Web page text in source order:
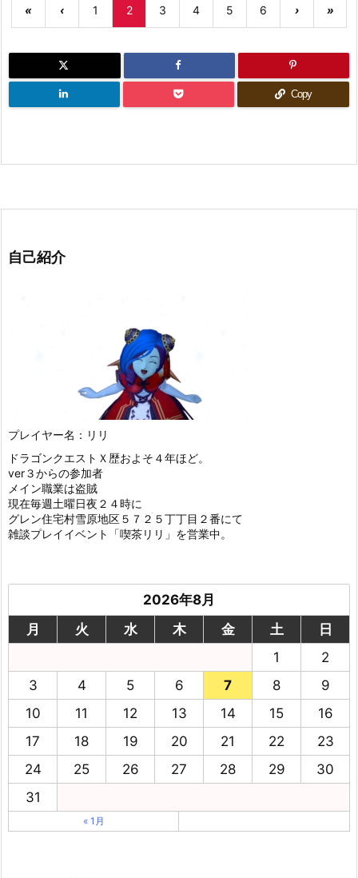
« ‹ 1 2 3 4 5 6 › »
Copy
自己紹介
プレイヤー名：リリ
ドラゴンクエストＸ歴およそ４年ほど。
ver３からの参加者
メイン職業は盗賊
現在毎週土曜日夜２４時に
グレン住宅村雪原地区５７２５丁丁目２番にて
雑談プレイイベント「喫茶リリ」を営業中。
2026年8月
月
火 水 木 金 土
日
1
2
3
4 5 6 7 8
9
10
11 12 13 14 15
16
17
18 19 20 21 22
23
24
25 26 27 28 29
30
31
« 1月